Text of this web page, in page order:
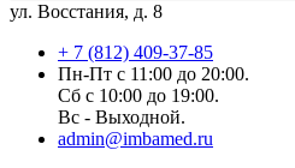
ул. Восстания, д. 8
+ 7 (812) 409-37-85
Пн-Пт с 11:00 до 20:00.
Сб с 10:00 до 19:00.
Вс - Выходной.
admin@imbamed.ru